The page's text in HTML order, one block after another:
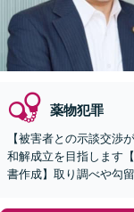
薬物犯罪
【被害者との示談交渉
和解成立を目指します
書作成】取り調べや勾